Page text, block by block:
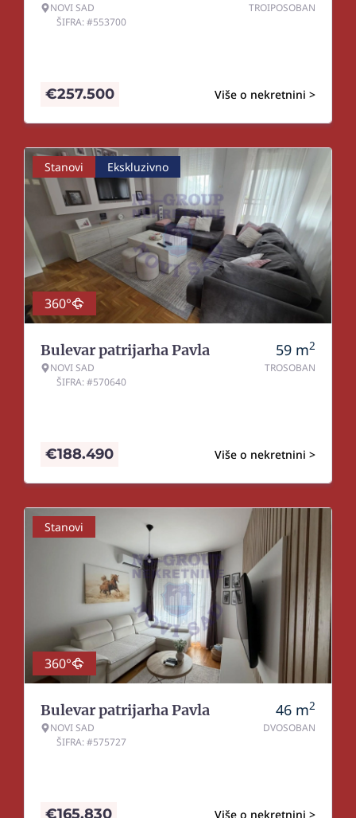
NOVI SAD
ŠIFRA: #553700
TROIPOSOBAN
Više o nekretnini >
€257.500
Stanovi Ekskluzivno
360°
Bulevar patrijarha Pavla
NOVI SAD
ŠIFRA: #570640
59 m2
TROSOBAN
Više o nekretnini >
€188.490
Stanovi
360°
Bulevar patrijarha Pavla
NOVI SAD
ŠIFRA: #575727
46 m2
DVOSOBAN
Više o nekretnini >
€165.830